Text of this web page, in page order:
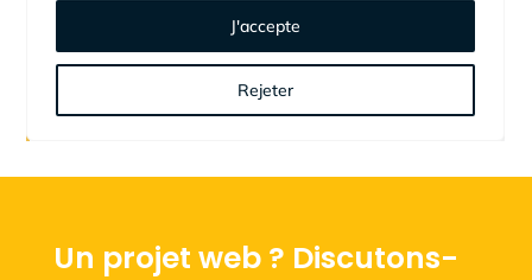
Un projet web ? Discutons-